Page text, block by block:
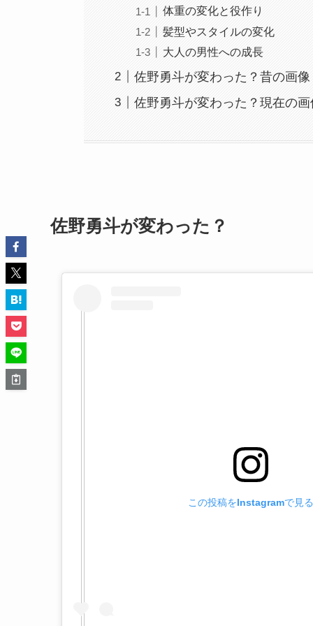
体重の変化と役作り
髪型やスタイルの変化
大人の男性への成長
佐野勇斗が変わった？昔の画像
佐野勇斗が変わった？現在の画
佐野勇斗が変わった？
この投稿をInstagramで見る